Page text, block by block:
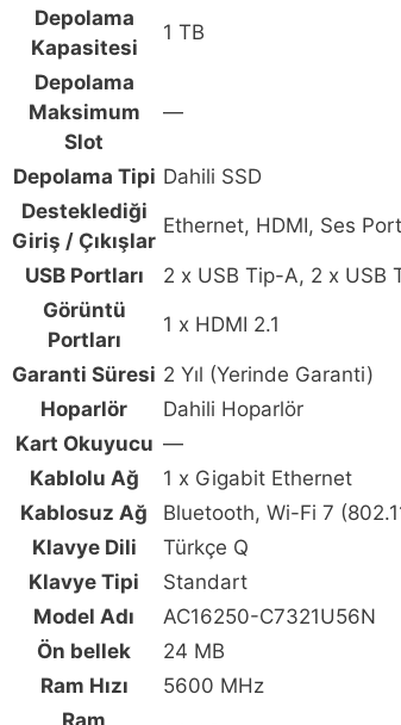
Depolama
Kapasitesi
1 TB
Depolama
Maksimum
Slot
—
Depolama Tipi Dahili SSD
Desteklediği
Giriş / Çıkışlar
Ethernet, HDMI, Ses
USB Portları 2 x USB Tip-A, 2 x USB
Görüntü
Portları
1 x HDMI 2.1
Garanti Süresi 2 Yıl (Yerinde Garanti)
Hoparlör
Dahili Hoparlör
Kart Okuyucu —
Kablolu Ağ
1 x Gigabit Ethernet
Kablosuz Ağ
Bluetooth, Wi-Fi 7
Klavye Dili
Türkçe Q
Klavye Tipi
Standart
Model Adı
AC16250-C7321U56N
Ön bellek
24 MB
Ram Hızı
5600 MHz
Ram